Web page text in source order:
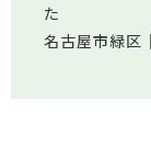
た
名古屋市緑区